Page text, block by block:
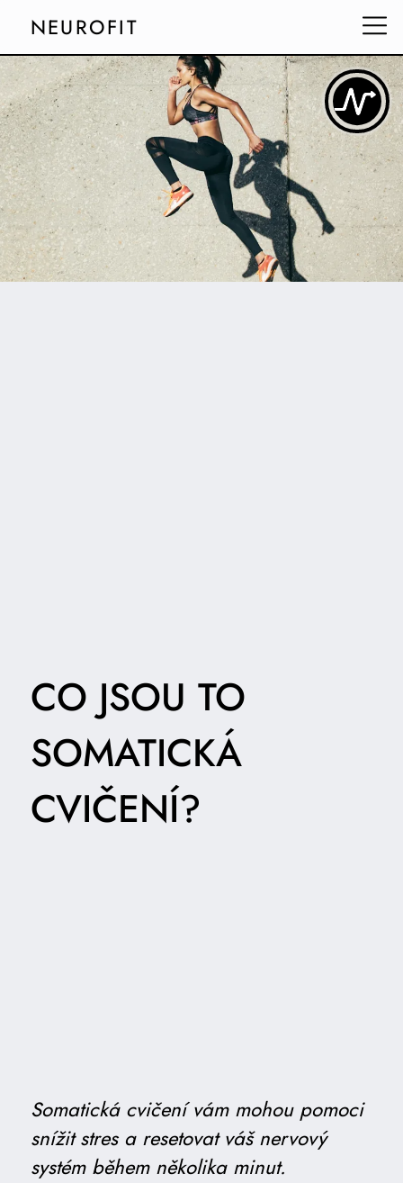
NEUROFIT
CO JSOU TO
SOMATICKÁ
CVIČENÍ?
Somatická cvičení vám mohou pomoci
snížit stres a resetovat váš nervový
systém během několika minut.